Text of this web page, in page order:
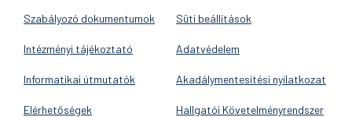
Szabályozó dokumentumok
Intézményi tájékoztató
Informatikai útmutatók
Elérhetőségek
Süti beállítások
Adatvédelem
Akadálymentesítési nyilatkozat
Hallgatói Követelményrendszer